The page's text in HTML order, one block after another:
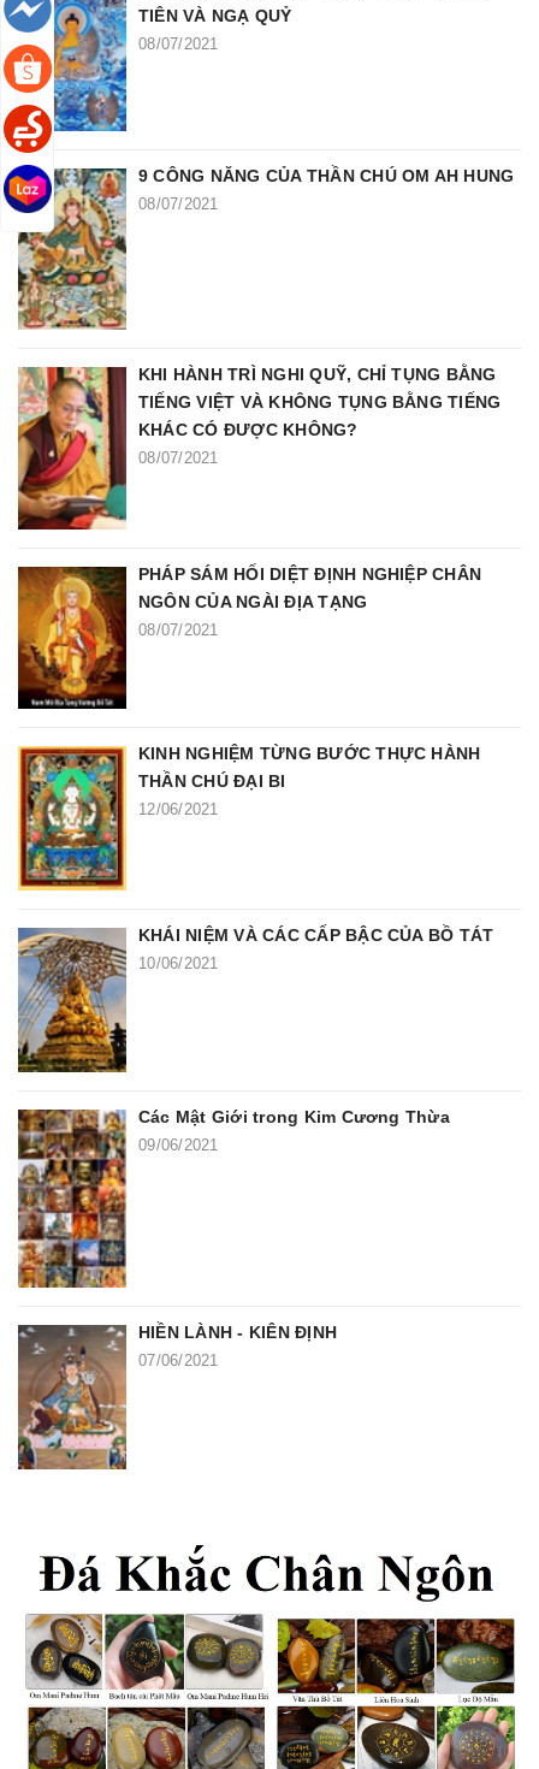
TIÊN VÀ NGẠ QUỶ
08/07/2021
9 CÔNG NĂNG CỦA THẦN CHÚ OM AH HUNG
08/07/2021
KHI HÀNH TRÌ NGHI QUỸ, CHỈ TỤNG BẰNG
TIẾNG VIỆT VÀ KHÔNG TỤNG BẰNG TIẾNG
KHÁC CÓ ĐƯỢC KHÔNG?
08/07/2021
PHÁP SÁM HỐI DIỆT ĐỊNH NGHIỆP CHÂN
NGÔN CỦA NGÀI ĐỊA TẠNG
08/07/2021
KINH NGHIỆM TỪNG BƯỚC THỰC HÀNH
THẦN CHÚ ĐẠI BI
12/06/2021
KHÁI NIỆM VÀ CÁC CẤP BẬC CỦA BỒ TÁT
10/06/2021
Các Mật Giới trong Kim Cương Thừa
09/06/2021
HIỀN LÀNH - KIÊN ĐỊNH
07/06/2021